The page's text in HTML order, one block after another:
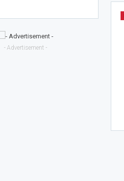
- Advertisement -